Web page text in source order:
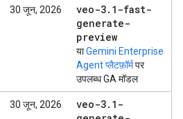
30 जून, 2026 veo-3. 1-fast-
generate-
preview
याGemini Enterprise
Agent प्लैटफ़ॉर्मपर
उपलब्ध GA मॉडल
30 जून, 2026 veo-3. 1-